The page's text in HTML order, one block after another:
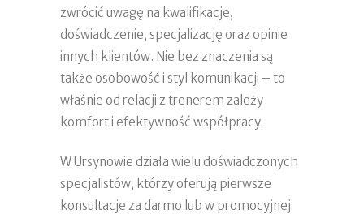
zwrócić uwagę na kwalifikacje,
doświadczenie, specjalizację oraz opinie
innych klientów. Nie bez znaczenia są
także osobowość i styl komunikacji – to
właśnie od relacji z trenerem zależy
komfort i efektywność współpracy.
W Ursynowie działa wielu doświadczonych
specjalistów, którzy oferują pierwsze
konsultacje za darmo lub w promocyjnej